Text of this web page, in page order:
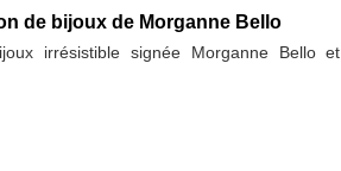
de bijoux de Morganne Bello
irrésistible signée Morganne Bello et